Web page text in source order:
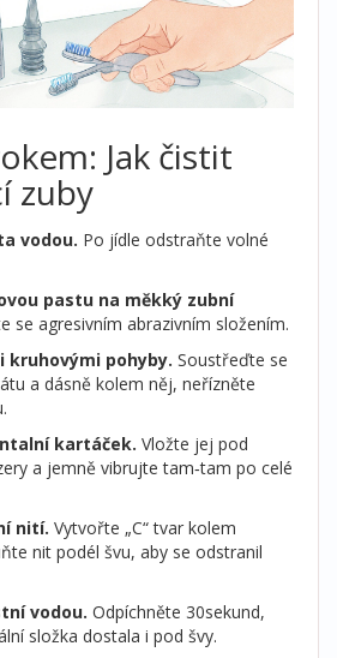
Jak čistit
zuby
vodou. Po jídle odstraňte volné
pastu na měkký zubní
se agresivním abrazivním složením.
kruhovými pohyby. Soustřeďte se
a dásně kolem něj, neřízněte
kartáček. Vložte jej pod
a jemně vibrujte tam‑tam po celé
nití. Vytvořte „C“ tvar kolem
nit podél švu, aby se odstranil
vodou. Odpíchněte 30sekund,
složka dostala i pod švy.